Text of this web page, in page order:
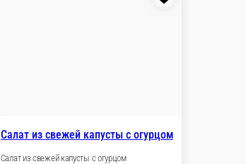
Салат из свежей капусты с огурцом
Салат из свежей капусты с огурцом